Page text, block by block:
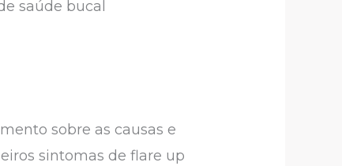
saúde bucal
sobre as causas e
sintomas de flare up